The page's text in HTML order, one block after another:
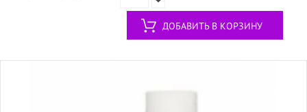
ДОБАВИТЬ В КОРЗИНУ